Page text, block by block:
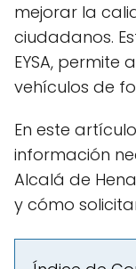
mejorar la
ciudadanos.
EYSA, permite
vehículos de
En este
información
Alcalá de
y cómo